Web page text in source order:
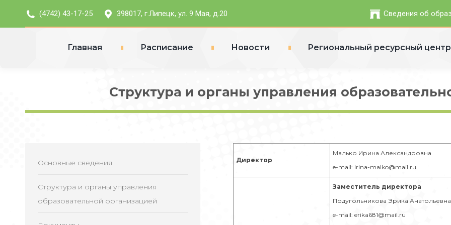
(4742) 43-17-25 398017, г.Липецк, ул. 9 Мая, д.20 Сведения об
Главная Расписание Новости Региональный ресурсный центр
Структура и органы управления
Директор
Малько Ирина Александровна
e-mail: irina-malko@mail.ru
Заместитель директора
Подугольникова Эрика Анатольевна
e-mail: erika681@mail.ru
Основные сведения
Структура и органы управления
образовательной организацией